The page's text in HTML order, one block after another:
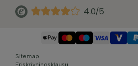
4.0/5
Sitemap
Friskrivningsklausul